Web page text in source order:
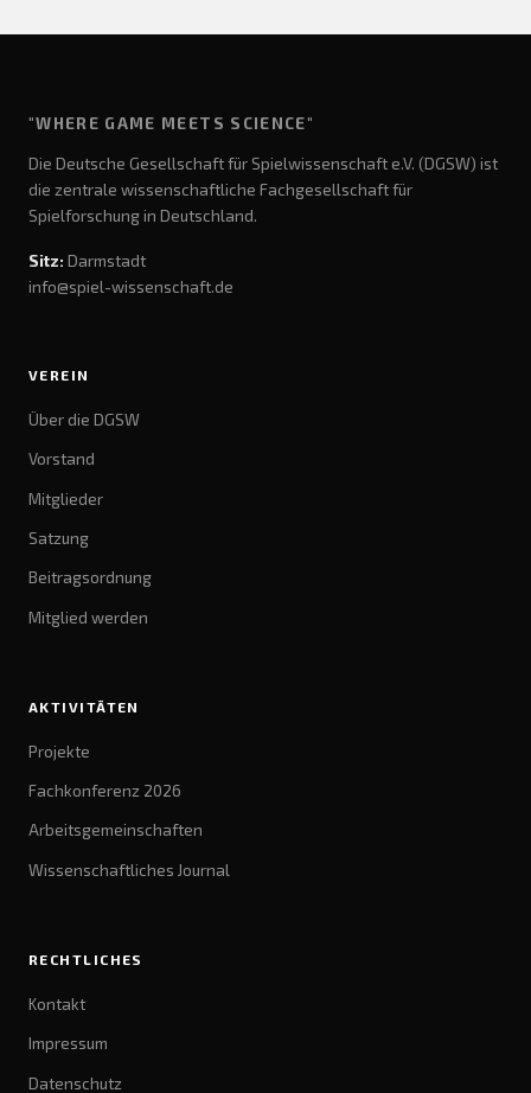
"WHERE GAME MEETS SCIENCE"
Die Deutsche Gesellschaft für Spielwissenschaft e.V. (DGSW) ist
die zentrale wissenschaftliche Fachgesellschaft für
Spielforschung in Deutschland.
Sitz: Darmstadt
info@spiel-wissenschaft.de
VEREIN
Über die DGSW
Vorstand
Mitglieder
Satzung
Beitragsordnung
Mitglied werden
AKTIVITÄTEN
Projekte
Fachkonferenz 2026
Arbeitsgemeinschaften
Wissenschaftliches Journal
RECHTLICHES
Kontakt
Impressum
Datenschutz